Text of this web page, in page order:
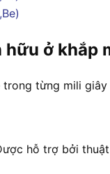
hữu ở khắp
từng mili
hỗ trợ bởi